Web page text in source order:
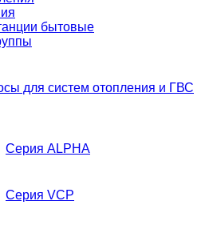
бытовые
для систем отопления и ГВС
Серия ALPHA
Серия VCP